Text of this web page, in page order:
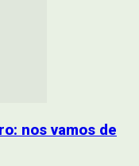
nos vamos de